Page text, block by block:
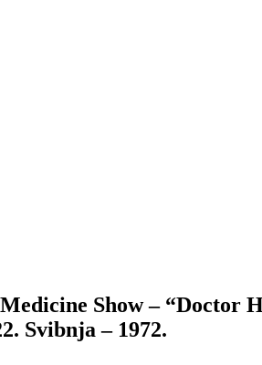
Show – “Doctor
Svibnja – 1972.